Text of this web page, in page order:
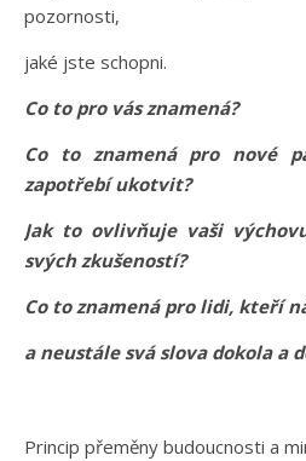
pozornosti,
jaké jste schopni.
Co to pro vás znamená?
Co to znamená pro nové
zapotřebí ukotvit?
Jak to ovlivňuje vaši
svých zkušeností?
Co to znamená pro lidi, kteří
a neustále svá slova dokola a
Princip přeměny budoucnosti a